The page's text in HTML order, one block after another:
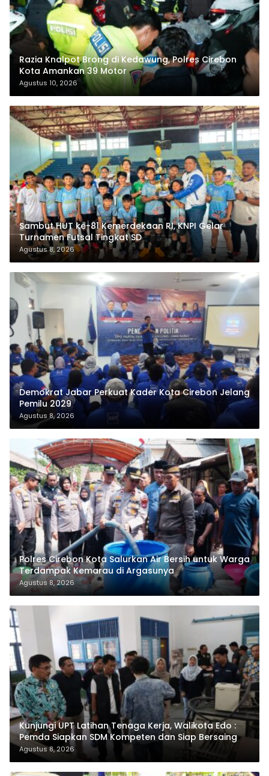
Razia Knalpot Brong di Kedawung, Polres Cirebon
Kota Amankan 39 Motor
Agustus 10, 2026
Sambut HUT ke-81 Kemerdekaan RI, KNPI Gelar
Turnamen Futsal Tingkat SD
Agustus 8, 2026
Demokrat Jabar Perkuat Kader Kota Cirebon Jelang
Pemilu 2029
Agustus 8, 2026
Polres Cirebon Kota Salurkan Air Bersih untuk Warga
Terdampak Kemarau di Argasunya
Agustus 8, 2026
Kunjungi UPT Latihan Tenaga Kerja, Walikota Edo :
Pemda Siapkan SDM Kompeten dan Siap Bersaing
Agustus 8, 2026